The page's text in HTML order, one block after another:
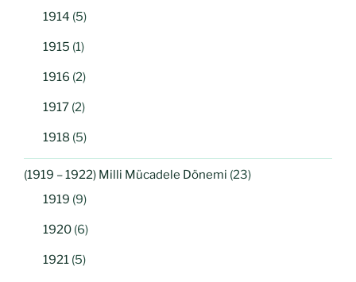
1914 (5)
1915 (1)
1916 (2)
1917 (2)
1918 (5)
(1919 – 1922) Milli Mücadele Dönemi (23)
1919 (9)
1920 (6)
1921 (5)